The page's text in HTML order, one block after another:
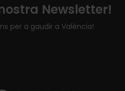
Newsletter!
per a gaudir a València!